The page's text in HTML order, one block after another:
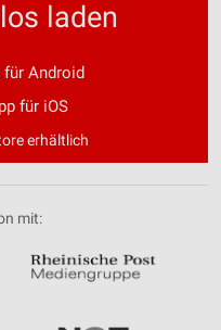
laden
Android
für iOS
erhältlich
mit: